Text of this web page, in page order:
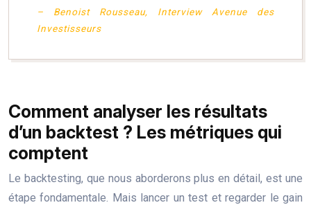
– Benoist Rousseau, Interview Avenue des
Investisseurs
Comment analyser les résultats
d’un backtest ? Les métriques qui
comptent
Le backtesting, que nous aborderons plus en détail, est une
étape fondamentale. Mais lancer un test et regarder le gain